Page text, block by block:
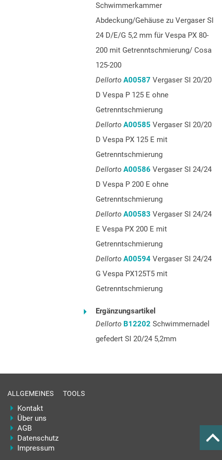
Schwimmerkammer
Abdeckung/Gehäuse zu Vergaser SI
24 D/E/G 5,2 mm für Vespa PX 80-
200 mit Getrenntschmierung/ Cosa
125-200
Dellorto A00587 Vergaser SI 20/20
D Vespa P 125 E ohne
Getrenntschmierung
Dellorto A00585 Vergaser SI 20/20
D Vespa PX 125 E mit
Getrenntschmierung
Dellorto A00586 Vergaser SI 24/24
D Vespa P 200 E ohne
Getrenntschmierung
Dellorto A00583 Vergaser SI 24/24
E Vespa PX 200 E mit
Getrenntschmierung
Dellorto A00594Vergaser SI 24/24
G Vespa PX125T5 mit
Getrenntschmierung
Ergänzungsartikel
Dellorto B12202 Schwimmernadel
gefedert SI 20/24 5,2mm
ALLGEMEINES
Kontakt
Über uns
AGB
Datenschutz
Impressum
TOOLS